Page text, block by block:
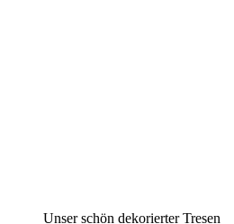
Unser schön dekorierter Tresen